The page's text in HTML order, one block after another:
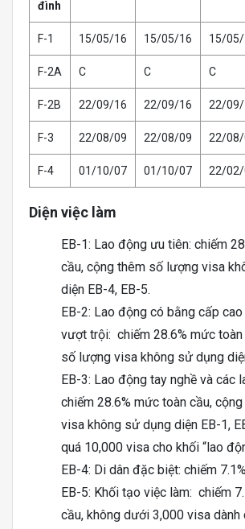
đình
F-1 15/05/16 15/05/16 15/
F-2A C C C
F-2B 22/09/16 22/09/16 22/09/
F-3 22/08/09 22/08/09 22/08/
F-4 01/10/07 01/10/07 22/02/
Diện việc làm
EB-1: Lao động ưu tiên: chiếm
cầu, cộng thêm số lượng visa
diện EB-4, EB-5.
EB-2: Lao động có bằng cấp
vượt trội: chiếm 28.6% mức
số lượng visa không sử dụng
EB-3: Lao động tay nghề và các
chiếm 28.6% mức toàn cầu,
visa không sử dụng diện EB-1,
quá 10,000 visa cho khối “lao
EB-4: Di dân đặc biệt: chiếm
EB-5: Khối tạo việc làm: chiếm
cầu, không dưới 3,000 visa dành